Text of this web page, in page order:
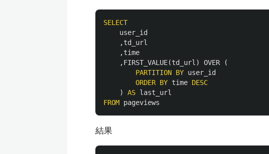
SELECT
user_id
,td_url
,time
,FIRST_VALUE(td_url ) OVER
(
PARTITION BY user_id
ORDER BY time DESC
)
AS last_url
FROM pageviews
結果